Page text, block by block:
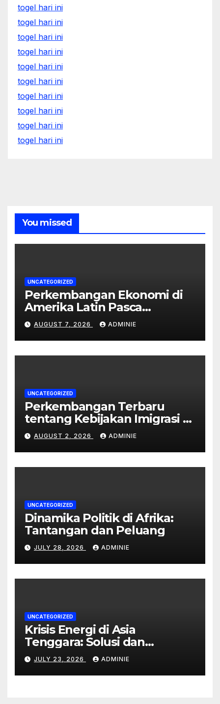
togel hari ini
togel hari ini
togel hari ini
togel hari ini
togel hari ini
togel hari ini
togel hari ini
togel hari ini
togel hari ini
togel hari ini
You missed
UNCATEGORIZED
Perkembangan Ekonomi di
Amerika Latin Pasca
Pandemi
AUGUST 7, 2026 ADMINIE
UNCATEGORIZED
Perkembangan Terbaru
tentang Kebijakan Imigrasi di
Australia
AUGUST 2, 2026 ADMINIE
UNCATEGORIZED
Dinamika Politik di Afrika:
Tantangan dan Peluang
JULY 28, 2026 ADMINIE
UNCATEGORIZED
Krisis Energi di Asia
Tenggara: Solusi dan
Dampaknya
JULY 23, 2026 ADMINIE